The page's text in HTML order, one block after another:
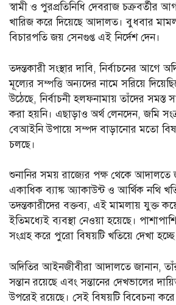
স্বামী ও পুরপ্রতিনিধি দেবরাজ চক্রবর্তীর
খারিজ করে দিয়েছে আদালত। বুধবার
বিচারপতি জয় সেনগুপ্ত এই নির্দেশ দেন।
তদন্তকারী সংস্থার দাবি, নির্বাচনের আগে
মূল্যের সম্পত্তি অন্যদের নামে সরিয়ে
উঠেছে, নির্বাচনী হলফনামায় তাঁদের সমস্ত
করা হয়নি। এছাড়াও অর্থ লেনদেন, জমি
বেআইনি উপায়ে সম্পদ বাড়ানোর মতো
চলছে।
শুনানির সময় রাজ্যের পক্ষ থেকে আদালতে
একাধিক ব্যাঙ্ক অ্যাকাউন্ট ও আর্থিক নথি
তদন্তকারীদের বক্তব্য, এই মামলায় যুক্ত
ইতিমধ্যেই ব্যবস্থা নেওয়া হয়েছে।
সংগ্রহ করে পুরো বিষয়টি খতিয়ে দেখা
অদিতির আইনজীবীরা আদালতে জানান,
সন্তান রয়েছে এবং সন্তানের দেখভালের
উপরেই রয়েছে। সেই বিষয়টি বিবেচনা